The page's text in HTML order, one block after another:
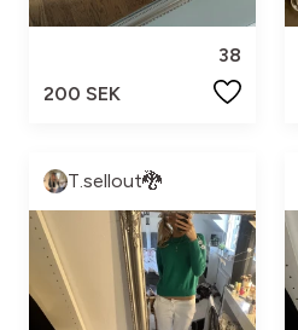
38
200 SEK
T.sellout🐉